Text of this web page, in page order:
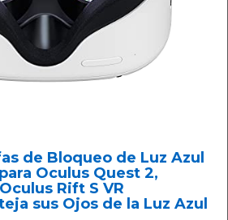
de Bloqueo de Luz Azul
Oculus Quest 2,
Rift S VR
sus Ojos de la Luz Azul